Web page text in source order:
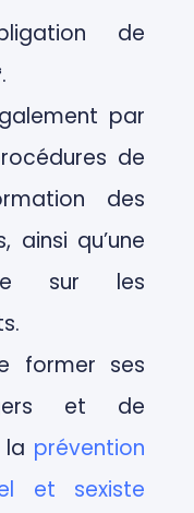
de
par
de
des
ainsi qu’une
sur les
former ses
et de
la prévention
et sexiste